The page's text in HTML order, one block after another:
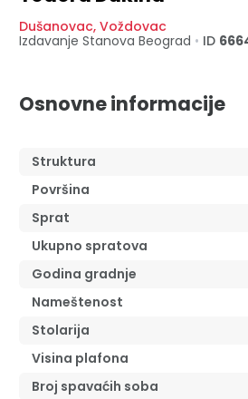
Dušanovac, Voždovac
Izdavanje Stanova Beograd • ID
Osnovne informacije
Struktura
Površina
Sprat
Ukupno spratova
Godina gradnje
Nameštenost
Stolarija
Visina plafona
Broj spavaćih soba